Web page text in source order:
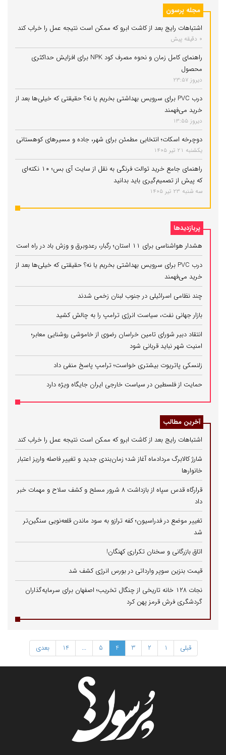
مجله پرسون
اشتباهات رایج بعد از کاشت ابرو که ممکن است نتیجه عمل را خراب کند
0 دقیقه پیش
راهنمای کامل زمان و نحوه مصرف کود NPK برای افزایش حداکثری
محصول
دیروز 23:57
درب PVC برای سرویس بهداشتی بخریم یا نه؟ حقیقتی که خیلی‌ها بعد از
خرید می‌فهمند
دیروز 13:55
دوچرخه اسکات؛ انتخابی مطمئن برای شهر، جاده و مسیرهای کوهستانی
یکشنبه 21 تیر 1405
راهنمای جامع خرید توالت فرنگی به نقل از سایت آی بس؛ ۱۰ نکته‌ای
که پیش از تصمیم‌گیری باید بدانید
سه شنبه 23 تیر 1405
پربازدیدها
هشدار هواشناسی برای ۱۱ استان؛ رگبار، رعدوبرق و وزش باد در راه است
درب PVC برای سرویس بهداشتی بخریم یا نه؟ حقیقتی که خیلی‌ها بعد از
خرید می‌فهمند
چند نظامی اسرائیلی در جنوب لبنان زخمی شدند
بازار جهانی نفت، سیاست انرژی ترامپ را به چالش کشید
انتقاد دبیر شورای تامین خراسان رضوی از خاموشی روشنایی معابر؛
امنیت شهر نباید قربانی شود
زلنسکی پاتریوت بیشتری خواست؛ ترامپ پاسخ منفی داد
حمایت از فلسطین در سیاست خارجی ایران جایگاه ویژه دارد
آخرین مطالب
اشتباهات رایج بعد از کاشت ابرو که ممکن است نتیجه عمل را خراب کند
شارژ کالابرگ مردادماه آغاز شد؛ زمان‌بندی جدید و تغییر فاصله واریز اعتبار
خانوارها
قرارگاه قدس سپاه از بازداشت ۸ شرور مسلح و کشف سلاح و مهمات خبر
داد
تغییر موضع در فدراسیون؛ کفه ترازو به سود ماندن قلعه‌نویی سنگین‌تر
شد
اتاق بازرگانی و سخنان تکراری کهنگان!
قیمت بنزین سوپر وارداتی در بورس انرژی کشف شد
نجات ۱۲۸ خانه تاریخی از چنگال تخریب؛ اصفهان برای سرمایه‌گذاران
گردشگری فرش قرمز پهن کرد
قبلی 1
2
3
4
5
...
14 بعدی